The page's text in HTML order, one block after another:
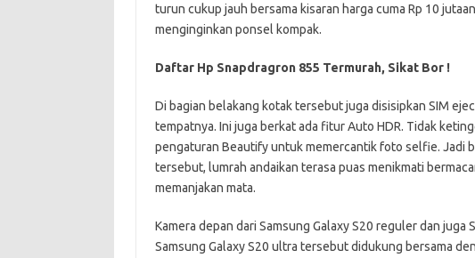
turun cukup jauh bersama kisaran harga cuma Rp 10
menginginkan ponsel kompak.
Daftar Hp Snapdragron 855 Termurah, Sikat Bor !
Di bagian belakang kotak tersebut juga disisipkan SIM
tempatnya. Ini juga berkat ada fitur Auto HDR. Tidak
pengaturan Beautify untuk memercantik foto selfie. Jadi
tersebut, lumrah andaikan terasa puas menikmati
memanjakan mata.
Kamera depan dari Samsung Galaxy S20 reguler dan juga
Samsung Galaxy S20 ultra tersebut didukung bersama